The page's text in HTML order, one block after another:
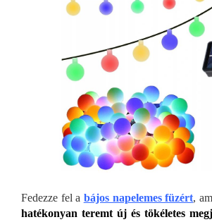
Fedezze fel a bájos napelemes füzért,
hatékonyan teremt új és tökéletes